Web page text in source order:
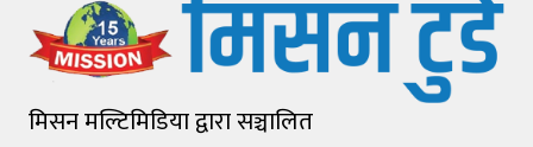
मिसन मल्टिमिडिया द्वारा सञ्चालित